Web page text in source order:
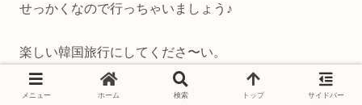
せっかくなので行っちゃいましょう♪
楽しい韓国旅行にしてくださ〜い。
さらば。
メニュー ホーム 検索 トップ サイドバー